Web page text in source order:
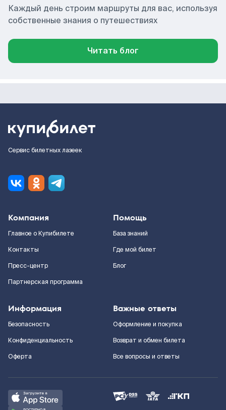
Каждый день строим маршруты для вас, используя
собственные знания о путешествиях
Читать блог
Сервис билетных лазеек
Компания
Главное о Купибилете
Контакты
Пресс-центр
Партнерская программа
Помощь
База знаний
Где мой билет
Блог
Информация
Безопасность
Конфиденциальность
Оферта
Важные ответы
Оформление и покупка
Возврат и обмен билета
Все вопросы и ответы